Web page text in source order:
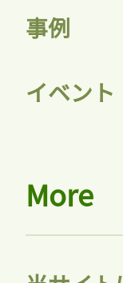
事例
イベント
More